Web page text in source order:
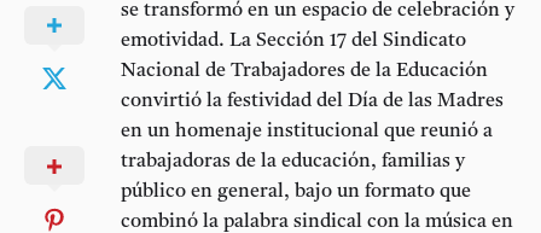
se transformó en un espacio de celebración y
emotividad. La Sección 17 del Sindicato
Nacional de Trabajadores de la Educación
convirtió la festividad del Día de las Madres
en un homenaje institucional que reunió a
trabajadoras de la educación, familias y
público en general, bajo un formato que
combinó la palabra sindical con la música en